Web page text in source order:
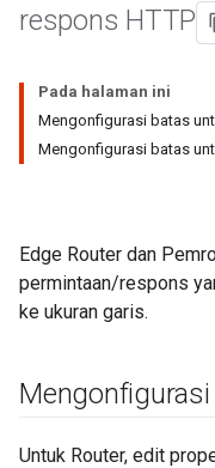
respons HTTP
Pada halaman ini
Mengonfigurasi batas
Mengonfigurasi batas
Edge Router dan
permintaan/respons
ke ukuran garis.
Untuk Router, edit